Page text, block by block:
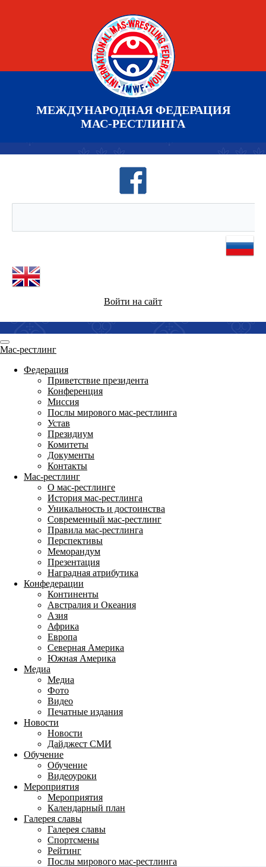
МЕЖДУНАРОДНАЯ ФЕДЕРАЦИЯ
МАС-РЕСТЛИНГА
Войти на сайт
Мас-рестлинг
Федерация
Приветствие президента
Конференция
Миссия
Послы мирового мас-рестлинга
Устав
Президиум
Комитеты
Документы
Контакты
Мас-рестлинг
О мас-рестлинге
История мас-рестлинга
Уникальность и достоинства
Современный мас-рестлинг
Правила мас-рестлинга
Перспективы
Меморандум
Презентация
Наградная атрибутика
Конфедерации
Континенты
Австралия и Океания
Азия
Африка
Европа
Северная Америка
Южная Америка
Медиа
Медиа
Фото
Видео
Печатные издания
Новости
Новости
Дайджест СМИ
Обучение
Обучение
Видеоуроки
Мероприятия
Мероприятия
Календарный план
Галерея славы
Галерея славы
Спортсмены
Рейтинг
Послы мирового мас-рестлинга